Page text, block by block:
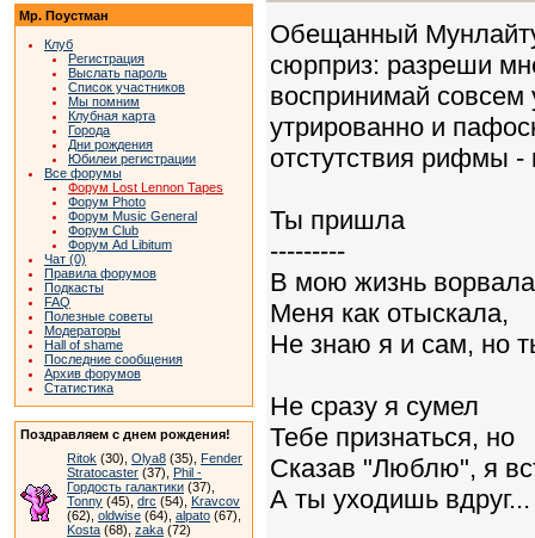
Мр. Поустман
Клуб
Регистрация
Выслать пароль
Список участников
Мы помним
Клубная карта
Города
Дни рождения
Юбилеи регистрации
Все форумы
Форум Lost Lennon Tapes
Форум Photo
Форум Music General
Форум Club
Форум Ad Libitum
Чат (0)
Правила форумов
Подкасты
FAQ
Полезные советы
Модераторы
Hall of shame
Последние сообщения
Архив форумов
Статистика
Поздравляем с днем рождения!
Ritok (30), Olya8 (35), Fender
Stratocaster (37), Phil -
Гордость галактики (37),
Tonny (45), drc (54), Kravcov
(62), oldwise (64), alpato (67),
Kosta (68), zaka (72)
Обещанный
сюрприз: разреши
воспринимай
утрированно и
отстутствия рифмы -
Ты пришла
---------
В мою жизнь
Меня как отыскала,
Не знаю я и сам, но
Не сразу я сумел
Тебе признаться, но
Сказав "Люблю", я
А ты уходишь вдруг...